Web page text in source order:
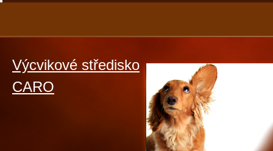
Výcvikové středisko
CARO